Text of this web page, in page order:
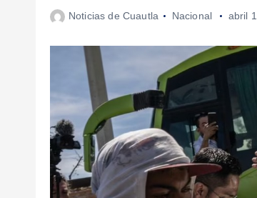
Noticias de Cuautla Nacional abril